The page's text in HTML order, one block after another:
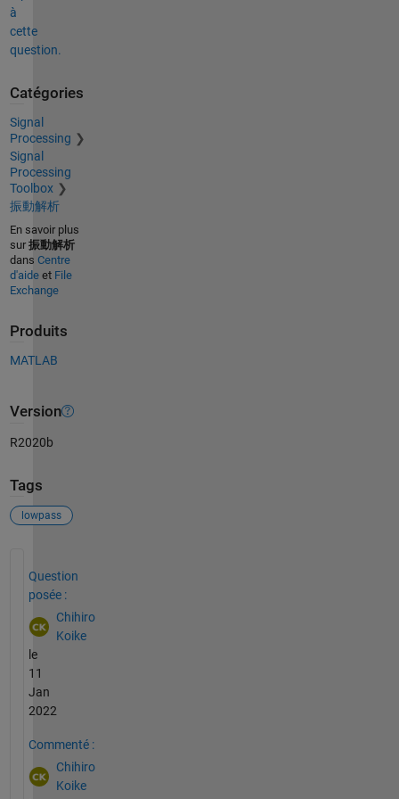
à
cette
question.
Catégories
Signal
Processing
Signal
Processing
Toolbox
振動解析
En savoir plus
sur 振動解析
dans Centre
d'aideet File
Exchange
Produits
MATLAB
Version
R2020b
Tags
lowpass
Question
posée :
Chihiro
Koike
le
11
Jan
2022
Commenté :
Chihiro
Koike